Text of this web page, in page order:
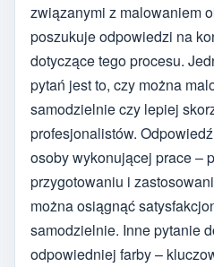
związanymi z malowaniem
poszukuje odpowiedzi na
dotyczące tego procesu.
pytań jest to, czy można
samodzielnie czy lepiej
profesjonalistów.
osoby wykonującej prace –
przygotowaniu i
można osiągnąć
samodzielnie. Inne pytanie
odpowiedniej farby –